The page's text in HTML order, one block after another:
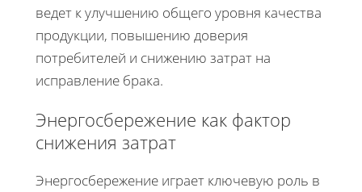
ведет к улучшению общего уровня качества
продукции, повышению доверия
потребителей и снижению затрат на
исправление брака.
Энергосбережение как фактор
снижения затрат
Энергосбережение играет ключевую роль в